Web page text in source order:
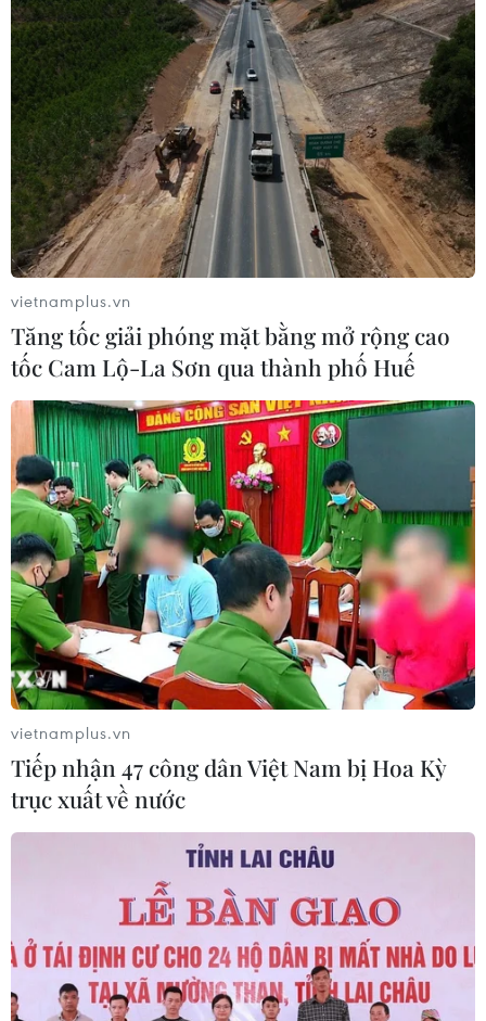
vietnamplus.vn
Tăng tốc giải phóng mặt bằng mở rộng cao
tốc Cam Lộ-La Sơn qua thành phố Huế
vietnamplus.vn
Tiếp nhận 47 công dân Việt Nam bị Hoa Kỳ
trục xuất về nước